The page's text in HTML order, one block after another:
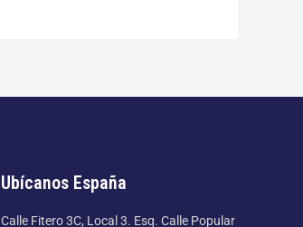
Ubícanos España
Calle Fitero 3C, Local 3. Esq. Calle Popular